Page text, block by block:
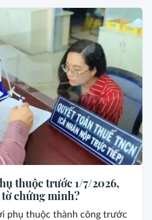
thuộc trước 1/7/2026,
tờ chứng minh?
phụ thuộc thành công trước